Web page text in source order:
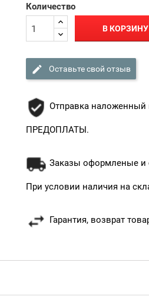
Количество
В КОРЗИНУ
Оставьте свой отзыв
Отправка наложенный
ПРЕДОПЛАТЫ.
Заказы оформленые и
При условии наличия на
Гарантия, возврат